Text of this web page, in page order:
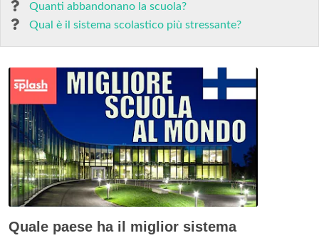
Quanti abbandonano la scuola?
Qual è il sistema scolastico più stressante?
Quale paese ha il miglior sistema